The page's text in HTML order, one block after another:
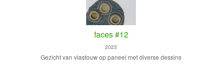
faces #12
2023
Gezicht van vlastouw op paneel met diverse dessins